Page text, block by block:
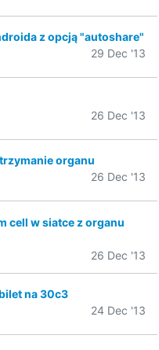
z opcją "autoshare"
29 Dec '13
26 Dec '13
organu
26 Dec '13
cell w siatce z organu
26 Dec '13
na 30c3
24 Dec '13